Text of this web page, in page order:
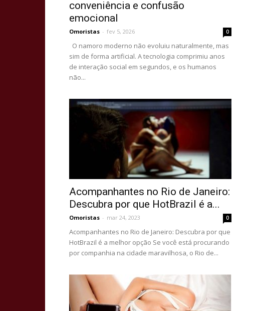
conveniência e confusão
emocional
Omoristas - fev 5, 2026 0
O namoro moderno não evoluiu naturalmente, mas
sim de forma artificial. A tecnologia comprimiu anos
de interação social em segundos, e os humanos
não...
Acompanhantes no Rio de Janeiro:
Descubra por que HotBrazil é a...
Omoristas - mar 24, 2023 0
Acompanhantes no Rio de Janeiro: Descubra por que
HotBrazil é a melhor opção Se você está procurando
por companhia na cidade maravilhosa, o Rio de...